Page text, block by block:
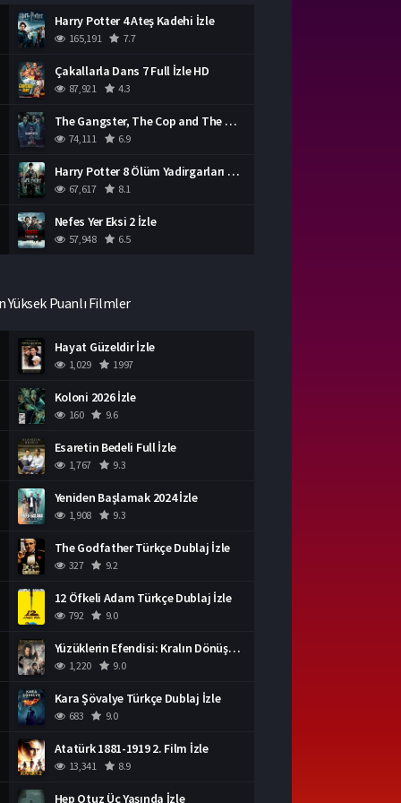
Harry Potter 4 Ateş Kadehi İzle
165,191 7.7
Çakallarla Dans 7 Full İzle HD
87,921 4.3
The Gangster, The Cop and The Devil Türkçe Dublaj İzle
74,111 6.9
Harry Potter 8 Ölüm Yadirgarları Bölüm 2 İzle
67,617 8.1
Nefes Yer Eksi 2 İzle
57,948 6.5
Yüksek Puanlı Filmler
Hayat Güzeldir İzle
1,029 1997
Koloni 2026 İzle
160 9.6
Esaretin Bedeli Full İzle
1,767 9.3
Yeniden Başlamak 2024 İzle
1,908 9.3
The Godfather Türkçe Dublaj İzle
327 9.2
12 Öfkeli Adam Türkçe Dublaj İzle
792 9.0
Yüzüklerin Efendisi: Kralın Dönüşü İzle
1,220 9.0
Kara Şövalye Türkçe Dublaj İzle
683 9.0
Atatürk 1881-1919 2. Film İzle
13,341 8.9
Hep Otuz Üç Yaşında İzle